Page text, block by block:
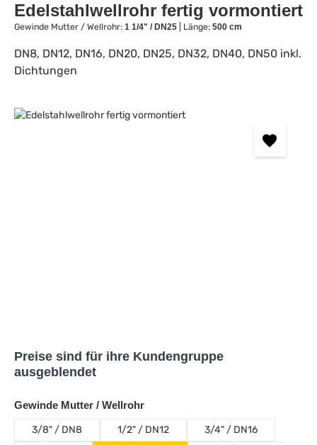
Durchschnittliche Bewertung von 0 von 5 Sternen
Edelstahlwellrohr fertig vormontiert
Gewinde Mutter / Wellrohr: 1 1/4" / DN25 Länge: 500 cm
DN8, DN12, DN16, DN20, DN25, DN32, DN40, DN50 inkl.
Dichtungen
Bildergalerie überspringen
Preise sind für ihre Kundengruppe
ausgeblendet
Gewinde Mutter / Wellrohrauswählen
3/8" / DN8 1/2" / DN12
3/4" / DN16